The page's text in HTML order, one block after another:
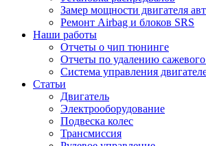
Замер мощности двигателя
Ремонт Airbag и блоков SRS
Наши работы
Отчеты о чип тюнинге
Отчеты по удалению сажевого
Система управления
Статьи
Двигатель
Электрооборудование
Подвеска колес
Трансмиссия